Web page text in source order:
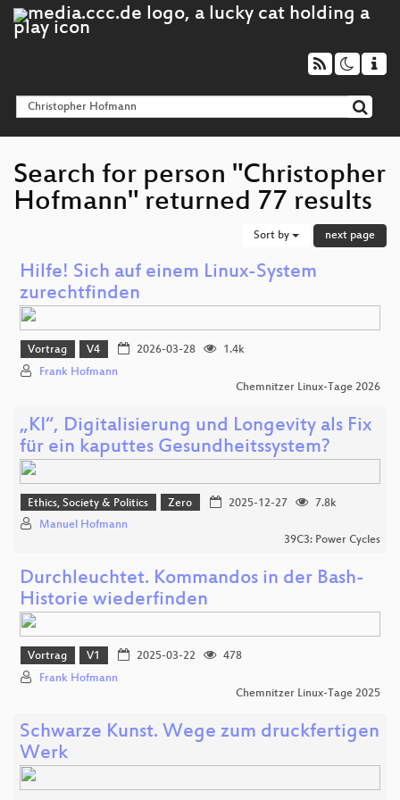
Search for person "Christopher
Hofmann" returned 77 results
Sort by next page
Hilfe! Sich auf einem Linux-System
zurechtfinden
Vortrag V4 2026-03-28
1.4k
Frank Hofmann
Chemnitzer Linux-Tage 2026
„KI“, Digitalisierung und Longevity als Fix
für ein kaputtes Gesundheitssystem?
Ethics, Society & Politics Zero 2025-12-27
7.8k
Manuel Hofmann
39C3: Power Cycles
Durchleuchtet. Kommandos in der Bash-
Historie wiederfinden
Vortrag V1 2025-03-22
478
Frank Hofmann
Chemnitzer Linux-Tage 2025
Schwarze Kunst. Wege zum druckfertigen
Werk